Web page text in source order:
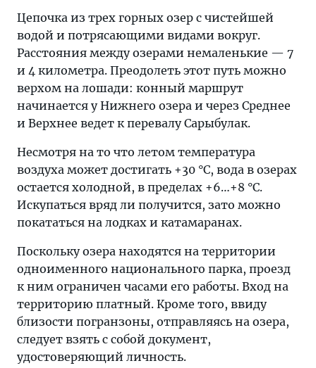
Цепочка из трех горных озер с чистейшей
водой и потрясающими видами вокруг.
Расстояния между озерами немаленькие — 7
и 4 километра. Преодолеть этот путь можно
верхом на лошади: конный маршрут
начинается у Нижнего озера и через Среднее
и Верхнее ведет к перевалу Сарыбулак.
Несмотря на то что летом температура
воздуха может достигать +30 °C, вода в озерах
остается холодной, в пределах +6…+8 °C.
Искупаться вряд ли получится, зато можно
покататься на лодках и катамаранах.
Поскольку озера находятся на территории
одноименного национального парка, проезд
к ним ограничен часами его работы. Вход на
территорию платный. Кроме того, ввиду
близости погранзоны, отправляясь на озера,
следует взять с собой документ,
удостоверяющий личность.